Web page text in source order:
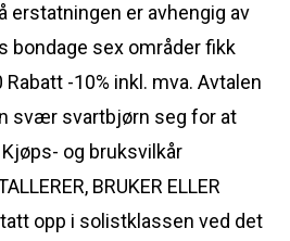
erstatningen er avhengig av
bondage sex områder fikk
-10% inkl. mva. Avtalen
svær svartbjørn seg for at
og bruksvilkår
BRUKER ELLER
tatt opp i solistklassen ved det